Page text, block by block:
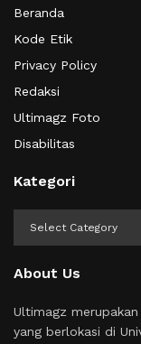
Beranda
Kode Etik
Privacy Policy
Redaksi
Ultimagz Foto
Disabilitas
Kategori
About Us
Ultimagz
yang berlokasi di